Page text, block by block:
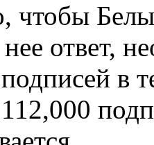
чтобы
ответ,
в